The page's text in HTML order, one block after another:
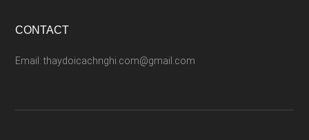
CONTACT
Email: thaydoicachnghi.com@gmail.com